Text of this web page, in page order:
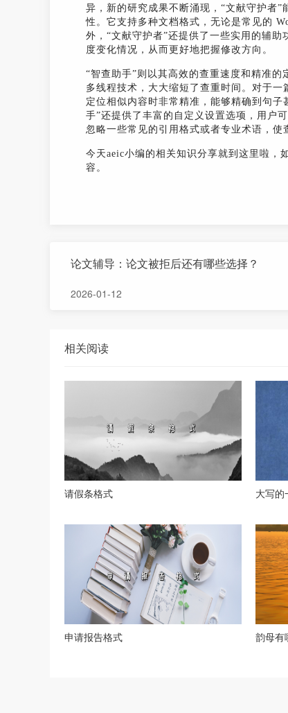
异，新的研究成果不断涌现，“文献守护者
性。它支持多种文档格式，无论是常见的
外，“文献守护者”还提供了一些实用的辅
度变化情况，从而更好地把握修改方向。
“智查助手”则以其高效的查重速度和精准
多线程技术，大大缩短了查重时间。对于
定位相似内容时非常精准，能够精确到句
手”还提供了丰富的自定义设置选项，用户
忽略一些常见的引用格式或者专业术语，
今天aeic小编的相关知识分享就到这里啦，
容。
论文辅导：论文被拒后还有哪些选择？
2026-01-12
相关阅读
请假条格式 大写的
申请报告格式 韵母有